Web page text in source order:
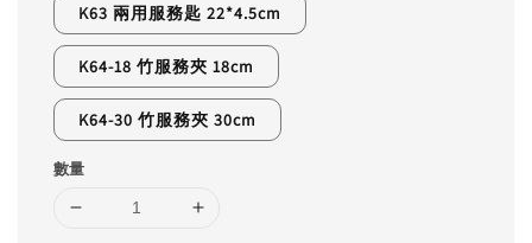
K63 兩用服務匙 22*4.5cm
K64-18 竹服務夾 18cm
K64-30 竹服務夾 30cm
數量